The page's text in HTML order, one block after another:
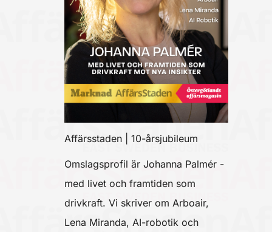
Affärsstaden | 10-årsjubileum
Omslagsprofil är Johanna Palmér -
med livet och framtiden som
drivkraft. Vi skriver om Arboair,
Lena Miranda, AI-robotik och